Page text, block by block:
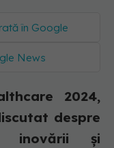
în Google
News
2024,
despre
inovării și